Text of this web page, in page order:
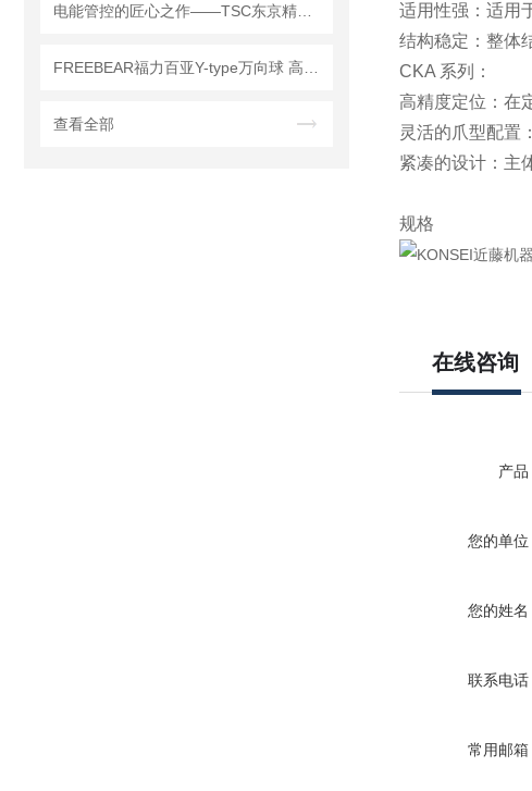
查看全部
适用性强：适用
结构稳定：整体
CKA 系列：
高精度定位：在
灵活的爪型配置
紧凑的设计：主
规格
在线咨询
产品
您的单位
您的姓名
联系电话
常用邮箱